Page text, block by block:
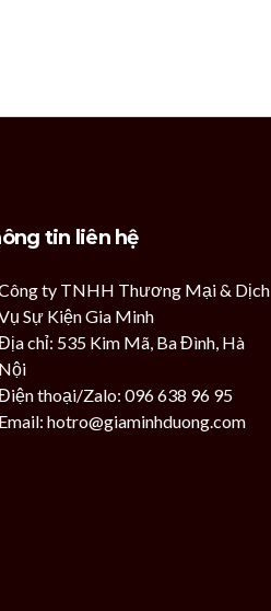
tin liên hệ
ty TNHH Thương Mại & Dịch
Sự Kiện Gia Minh
chỉ: 535 Kim Mã, Ba Đình, Hà
Nội
thoại/Zalo: 096 638 96 95
Email: hotro@giaminhduong.com